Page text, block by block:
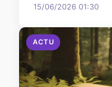
15/06/2026 01:30
ACTU